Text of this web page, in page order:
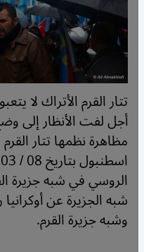
تتار القرم الأتراك لا
أجل لفت الأنظار إلى
مظاهرة نظمها تتار
الروسي في شبه جزيرة
شبه الجزيرة عن أوكرانيا
وشبه جزيرة القرم.